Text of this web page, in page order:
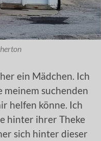
ein Mädchen. Ich
meinem suchenden
helfen könne. Ich
hinter ihrer Theke
sich hinter dieser